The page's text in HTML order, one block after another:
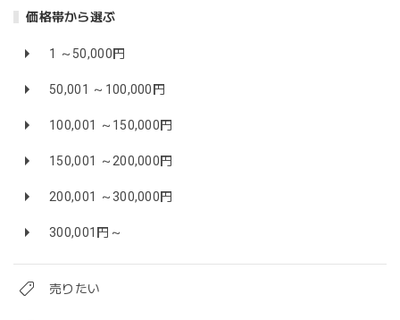
価格帯から選ぶ
1 ～50,000円
50,001 ～100,000円
100,001 ～150,000円
150,001 ～200,000円
200,001 ～300,000円
300,001円～
売りたい